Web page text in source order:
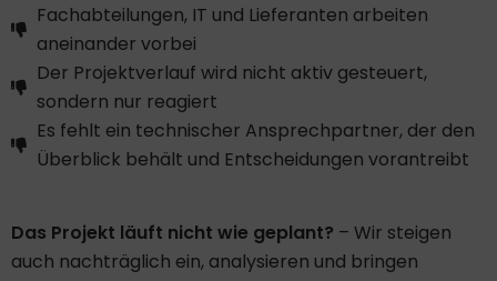
Fachabteilungen, IT und Lieferanten arbeiten
aneinander vorbei
Der Projektverlauf wird nicht aktiv gesteuert,
sondern nur reagiert
Es fehlt ein technischer Ansprechpartner, der den
Überblick behält und Entscheidungen vorantreibt
Das Projekt läuft nicht wie geplant? – Wir steigen
auch nachträglich ein, analysieren und bringen